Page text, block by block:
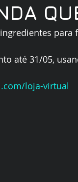
até 31/05,
loja-virtual